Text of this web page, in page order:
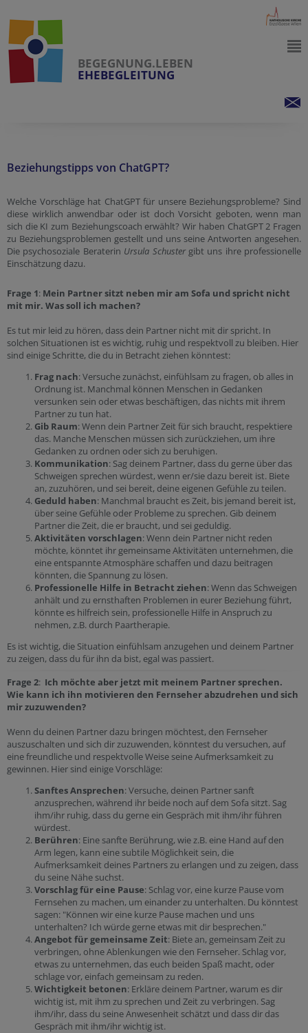
BEGEGNUNG.LEBEN
EHEBEGLEITUNG
Beziehungstipps von ChatGPT?
Welche Vorschläge hat ChatGPT für unsere Beziehungsprobleme? Sind
diese wirklich anwendbar oder ist doch Vorsicht geboten, wenn man
sich die KI zum Beziehungscoach erwählt? Wir haben ChatGPT 2 Fragen
zu Beziehungsproblemen gestellt und uns seine Antworten angesehen.
Die psychosoziale Beraterin Ursula Schustergibt uns ihre professionelle
Einschätzung dazu.
Frage 1: Mein Partner sitzt neben mir am Sofa und spricht nicht
mit mir. Was soll ich machen?
Es tut mir leid zu hören, dass dein Partner nicht mit dir spricht. In
solchen Situationen ist es wichtig, ruhig und respektvoll zu bleiben. Hier
sind einige Schritte, die du in Betracht ziehen könntest:
Frag nach: Versuche zunächst, einfühlsam zu fragen, ob alles in
Ordnung ist. Manchmal können Menschen in Gedanken
versunken sein oder etwas beschäftigen, das nichts mit ihrem
Partner zu tun hat.
Gib Raum: Wenn dein Partner Zeit für sich braucht, respektiere
das. Manche Menschen müssen sich zurückziehen, um ihre
Gedanken zu ordnen oder sich zu beruhigen.
Kommunikation: Sag deinem Partner, dass du gerne über das
Schweigen sprechen würdest, wenn er/sie dazu bereit ist. Biete
an, zuzuhören, und sei bereit, deine eigenen Gefühle zu teilen.
Geduld haben: Manchmal braucht es Zeit, bis jemand bereit ist,
über seine Gefühle oder Probleme zu sprechen. Gib deinem
Partner die Zeit, die er braucht, und sei geduldig.
Aktivitäten vorschlagen: Wenn dein Partner nicht reden
möchte, könntet ihr gemeinsame Aktivitäten unternehmen, die
eine entspannte Atmosphäre schaffen und dazu beitragen
könnten, die Spannung zu lösen.
Professionelle Hilfe in Betracht ziehen: Wenn das Schweigen
anhält und zu ernsthaften Problemen in eurer Beziehung führt,
könnte es hilfreich sein, professionelle Hilfe in Anspruch zu
nehmen, z.B. durch Paartherapie.
Es ist wichtig, die Situation einfühlsam anzugehen und deinem Partner
zu zeigen, dass du für ihn da bist, egal was passiert.
Frage 2: Ich möchte aber jetzt mit meinem Partner sprechen.
Wie kann ich ihn motivieren den Fernseher abzudrehen und sich
mir zuzuwenden?
Wenn du deinen Partner dazu bringen möchtest, den Fernseher
auszuschalten und sich dir zuzuwenden, könntest du versuchen, auf
eine freundliche und respektvolle Weise seine Aufmerksamkeit zu
gewinnen. Hier sind einige Vorschläge:
Sanftes Ansprechen: Versuche, deinen Partner sanft
anzusprechen, während ihr beide noch auf dem Sofa sitzt. Sag
ihm/ihr ruhig, dass du gerne ein Gespräch mit ihm/ihr führen
würdest.
Berühren: Eine sanfte Berührung, wie z.B. eine Hand auf den
Arm legen, kann eine subtile Möglichkeit sein, die
Aufmerksamkeit deines Partners zu erlangen und zu zeigen, dass
du seine Nähe suchst.
Vorschlag für eine Pause: Schlag vor, eine kurze Pause vom
Fernsehen zu machen, um einander zu unterhalten. Du könntest
sagen: "Können wir eine kurze Pause machen und uns
unterhalten? Ich würde gerne etwas mit dir besprechen."
Angebot für gemeinsame Zeit: Biete an, gemeinsam Zeit zu
verbringen, ohne Ablenkungen wie den Fernseher. Schlag vor,
etwas zu unternehmen, das euch beiden Spaß macht, oder
schlage vor, einfach gemeinsam zu reden.
Wichtigkeit betonen: Erkläre deinem Partner, warum es dir
wichtig ist, mit ihm zu sprechen und Zeit zu verbringen. Sag
ihm/ihr, dass du seine Anwesenheit schätzt und dass dir das
Gespräch mit ihm/ihr wichtig ist.